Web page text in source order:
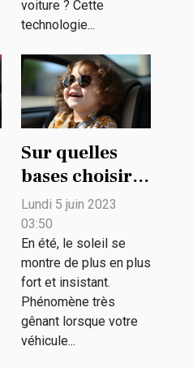
voiture ? Cette
technologie...
Sur quelles
bases choisir
un pare-soleil
voiture bébé ?
Lundi 5 juin 2023
03:50
En été, le soleil se
montre de plus en plus
fort et insistant.
Phénomène très
gênant lorsque votre
véhicule...